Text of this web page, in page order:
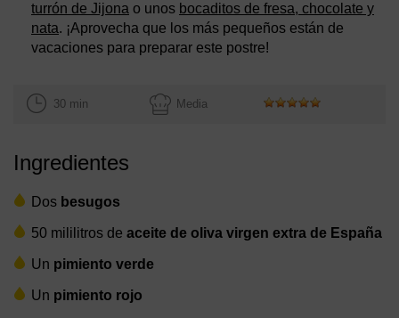
turrón de Jijona o unos bocaditos de fresa, chocolate y
nata. ¡Aprovecha que los más pequeños están de
vacaciones para preparar este postre!
30 min Media
Ingredientes
Dos besugos
50 mililitros de aceite de oliva virgen extra de España
Un pimiento verde
Un pimiento rojo